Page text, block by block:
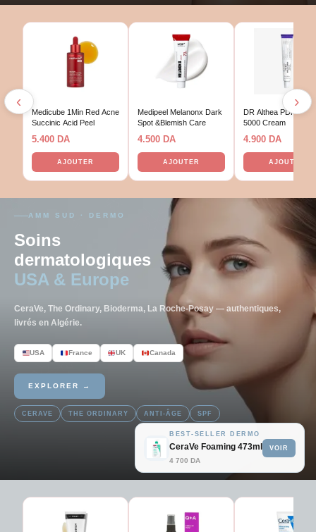
Medicube 1Min Red Acne
Succinic Acid Peel
5.400 DA
AJOUTER
Medipeel Melanonx Dark
Spot &Blemish Care
4.500 DA
AJOUTER
DR Althea PDRN
5000 Cream
4.900 DA
AJOUTER
‹ ›
AMM SUD · DERMO
Soins
dermatologiques
USA & Europe
CeraVe, The Ordinary, Bioderma, La Roche-Posay — authentiques,
livrés en Algérie.
USA France UK Canada
EXPLORER →
CERAVE THE ORDINARY ANTI-ÂGE SPF
BEST-SELLER DERMO
CeraVe Foaming 473ml
4 700 DA
VOIR